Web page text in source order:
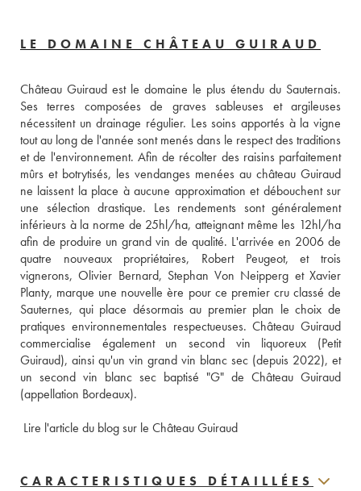
LE DOMAINE CHÂTEAU GUIRAUD
Château Guiraud est le domaine le plus étendu du Sauternais.
Ses terres composées de graves sableuses et argileuses
nécessitent un drainage régulier. Les soins apportés à la vigne
tout au long de l'année sont menés dans le respect des traditions
et de l'environnement. Afin de récolter des raisins parfaitement
mûrs et botrytisés, les vendanges menées au château Guiraud
ne laissent la place à aucune approximation et débouchent sur
une sélection drastique. Les rendements sont généralement
inférieurs à la norme de 25hl/ha, atteignant même les 12hl/ha
afin de produire un grand vin de qualité. L'arrivée en 2006 de
quatre nouveaux propriétaires, Robert Peugeot, et trois
vignerons, Olivier Bernard, Stephan Von Neipperg et Xavier
Planty, marque une nouvelle ère pour ce premier cru classé de
Sauternes, qui place désormais au premier plan le choix de
pratiques environnementales respectueuses. Château Guiraud
commercialise également un second vin liquoreux (Petit
Guiraud), ainsi qu'un vin grand vin blanc sec (depuis 2022), et
un second vin blanc sec baptisé "G" de Château Guiraud
(appellation Bordeaux).
Lire l'article du blog sur le Château Guiraud
CARACTERISTIQUES DÉTAILLÉES